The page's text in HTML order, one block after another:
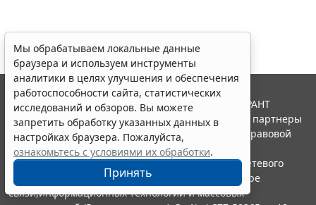
Мы обрабатываем локальные данные
браузера и используем инструменты
аналитики в целях улучшения и обеспечения
работоспособности сайта, статистических
исследований и обзоров. Вы можете
запретить обработку указанных данных в
настройках браузера. Пожалуйста,
ознакомьтесь с условиями их обработки.
Принять
© ООО "НПП "ГАРАНТ-СЕРВИС", 2026. Система ГАРАНТ
выпускается с 1990 года. Компания "Гарант" и ее партнеры
являются участниками Российской ассоциации правовой
информации ГАРАНТ.
Портал ГАРАНТ.РУ зарегистрирован в качестве сетевого
издания Федеральной службой по надзору в сфере
связи,информационных технологий и массовых